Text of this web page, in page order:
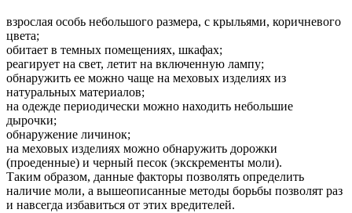
взрослая особь небольшого размера, с крыльями, коричневого
цвета;
обитает в темных помещениях, шкафах;
реагирует на свет, летит на включенную лампу;
обнаружить ее можно чаще на меховых изделиях из
натуральных материалов;
на одежде периодически можно находить небольшие
дырочки;
обнаружение личинок;
на меховых изделиях можно обнаружить дорожки
(проеденные) и черный песок (экскременты моли).
Таким образом, данные факторы позволять определить
наличие моли, а вышеописанные методы борьбы позволят раз
и навсегда избавиться от этих вредителей.